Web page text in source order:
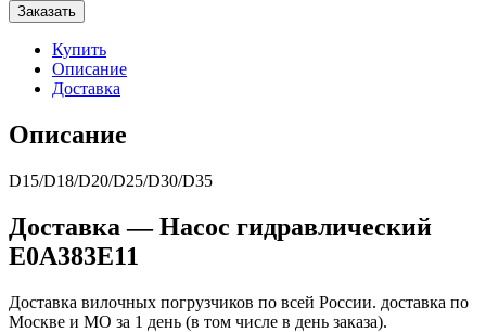
Заказать
Купить
Описание
Доставка
Описание
D15/D18/D20/D25/D30/D35
Доставка — Насос гидравлический
E0A383E11
Доставка вилочных погрузчиков по всей России. доставка по
Москве и МО за 1 день (в том числе в день заказа).